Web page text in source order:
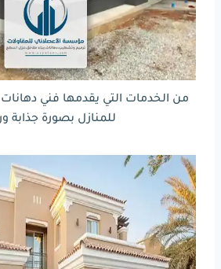
من الخدمات التي يقدمها فني
للمنازل بصورة جذابة